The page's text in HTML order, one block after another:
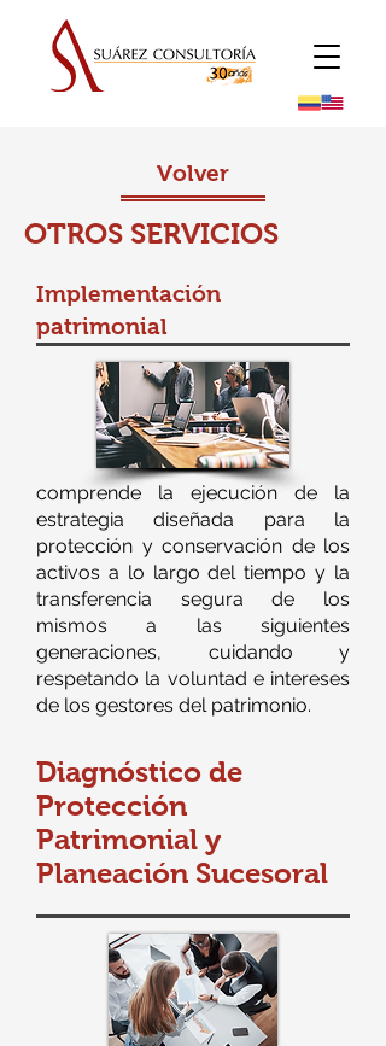
Volver
OTROS SERVICIOS
Implementación
patrimonial
comprende la ejecución de la
estrategia diseñada para la
protección y conservación de los
activos a lo largo del tiempo y la
transferencia segura de los
mismos a las siguientes
generaciones, cuidando y
respetando la voluntad e intereses
de los gestores del patrimonio.
Diagnóstico de
Protección
Patrimonial y
Planeación Sucesoral